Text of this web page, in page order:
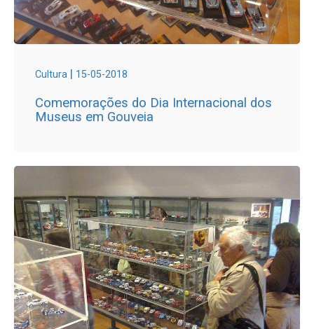
Cultura | 15-05-2018
Comemorações do Dia Internacional dos
Museus em Gouveia